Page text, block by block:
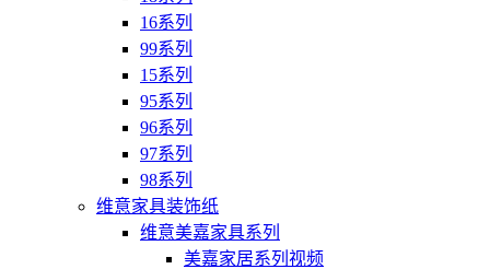
16系列
99系列
15系列
95系列
96系列
97系列
98系列
维意家具装饰纸
维意美嘉家具系列
美嘉家居系列视频